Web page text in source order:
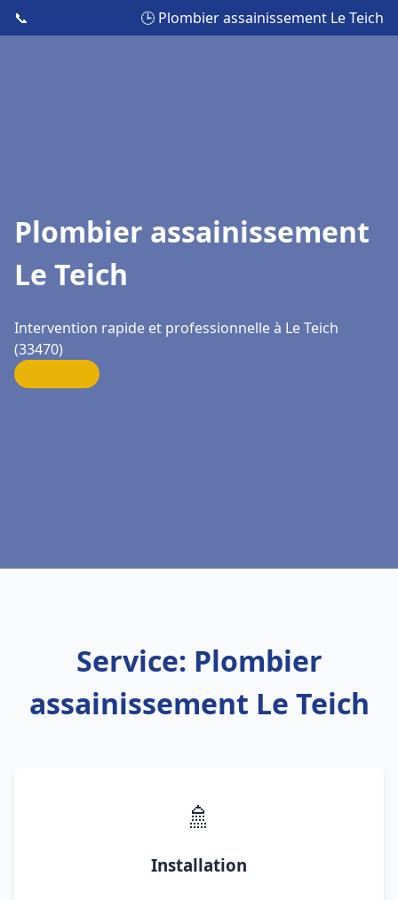
📞 🕒 Plombier assainissement Le Teich
Plombier assainissement
Le Teich
Intervention rapide et professionnelle à Le Teich
(33470)
Service: Plombier
assainissement Le Teich
🚿
Installation